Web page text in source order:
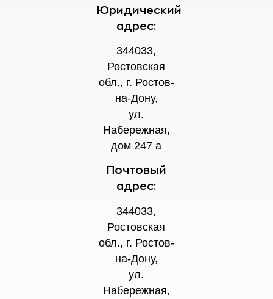
Юридический
адрес:
344033,
Ростовская
обл., г. Ростов-
на-Дону,
ул.
Набережная,
дом 247 а
Почтовый
адрес:
344033,
Ростовская
обл., г. Ростов-
на-Дону,
ул.
Набережная,